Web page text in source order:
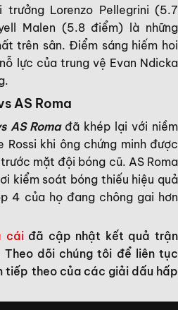
Lorenzo Pellegrini (5.7
Malen (5.8 điểm) là những
trên sân. Điểm sáng hiếm hoi
lực của trung vệ Evan Ndicka
AS Roma
AS Romađã khép lại với niềm
Rossi khi ông chứng minh được
mặt đội bóng cũ. AS Roma
kiểm soát bóng thiếu hiệu quả
4 của họ đang chông gai hơn
cáiđã cập nhật kết quả trận
Theo dõi chúng tôi để liên tục
tiếp theo của các giải dấu hấp